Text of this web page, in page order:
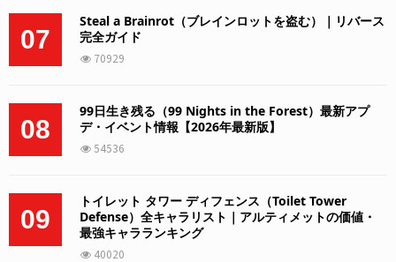
07
Steal a Brainrot（ブレインロットを盗む）｜リバース
完全ガイド
70929
08
99日生き残る（99 Nights in the Forest）最新アプ
デ・イベント情報【2026年最新版】
54536
09
トイレット タワー ディフェンス（Toilet Tower
Defense）全キャラリスト｜アルティメットの価値・
最強キャラランキング
40020